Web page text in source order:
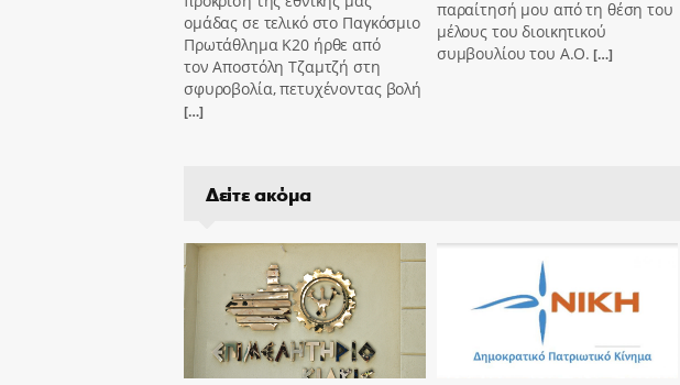
ομάδας σε τελικό στο Παγκόσμιο
Πρωτάθλημα Κ20 ήρθε από
τον Αποστόλη Τζαμτζή στη
σφυροβολία, πετυχένοντας βολή
[…]
παραίτησή μου από τη θέση του
μέλους του διοικητικού
συμβουλίου του Α.Ο. […]
Δείτε ακόμα